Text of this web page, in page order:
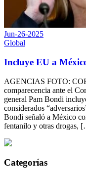
Jun-26-2025
Global
Incluye EU a
AGENCIAS FOTO:
comparecencia ante el
general Pam Bondi
considerados
Bondi señaló a México
fentanilo y otras drogas,
Categorías